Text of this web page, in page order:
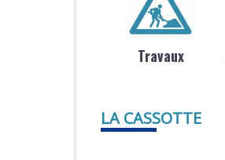
Travaux
LA CASSOTTE